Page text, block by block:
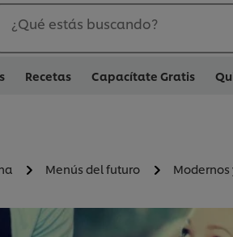
¿Qué estás buscando?
Recetas Capacítate Gratis
Menús del futuro Modernos